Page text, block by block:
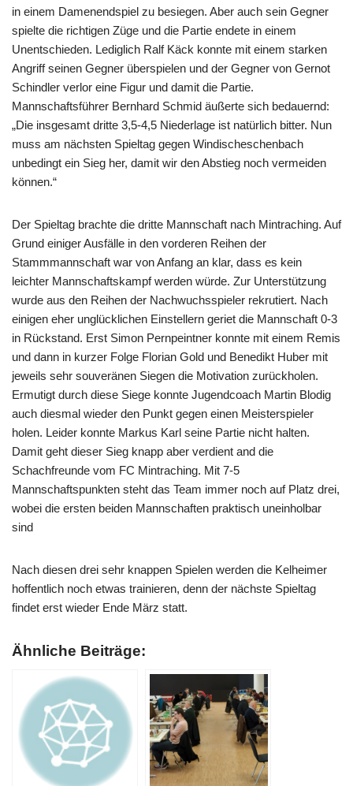
in einem Damenendspiel zu besiegen. Aber auch sein Gegner
spielte die richtigen Züge und die Partie endete in einem
Unentschieden. Lediglich Ralf Käck konnte mit einem starken
Angriff seinen Gegner überspielen und der Gegner von Gernot
Schindler verlor eine Figur und damit die Partie.
Mannschaftsführer Bernhard Schmid äußerte sich bedauernd:
„Die insgesamt dritte 3,5-4,5 Niederlage ist natürlich bitter. Nun
muss am nächsten Spieltag gegen Windischeschenbach
unbedingt ein Sieg her, damit wir den Abstieg noch vermeiden
können.“
Der Spieltag brachte die dritte Mannschaft nach Mintraching. Auf
Grund einiger Ausfälle in den vorderen Reihen der
Stammmannschaft war von Anfang an klar, dass es kein
leichter Mannschaftskampf werden würde. Zur Unterstützung
wurde aus den Reihen der Nachwuchsspieler rekrutiert. Nach
einigen eher unglücklichen Einstellern geriet die Mannschaft 0-3
in Rückstand. Erst Simon Pernpeintner konnte mit einem Remis
und dann in kurzer Folge Florian Gold und Benedikt Huber mit
jeweils sehr souveränen Siegen die Motivation zurückholen.
Ermutigt durch diese Siege konnte Jugendcoach Martin Blodig
auch diesmal wieder den Punkt gegen einen Meisterspieler
holen. Leider konnte Markus Karl seine Partie nicht halten.
Damit geht dieser Sieg knapp aber verdient and die
Schachfreunde vom FC Mintraching. Mit 7-5
Mannschaftspunkten steht das Team immer noch auf Platz drei,
wobei die ersten beiden Mannschaften praktisch uneinholbar
sind
Nach diesen drei sehr knappen Spielen werden die Kelheimer
hoffentlich noch etwas trainieren, denn der nächste Spieltag
findet erst wieder Ende März statt.
Ähnliche Beiträge: